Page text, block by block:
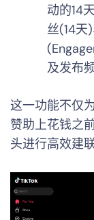
动的14
丝(14天
及发布
这一功能不仅
赞助上花钱之
头进行高效建